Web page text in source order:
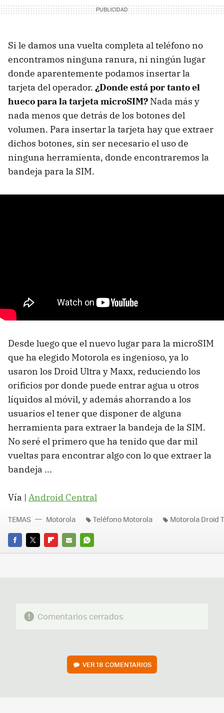
Si le damos una vuelta completa al teléfono no
encontramos ninguna ranura, ni ningún lugar
donde aparentemente podamos insertar la
tarjeta del operador. ¿Donde está por tanto el
hueco para la tarjeta microSIM? Nada más y
nada menos que detrás de los botones del
volumen. Para insertar la tarjeta hay que extraer
dichos botones, sin ser necesario el uso de
ninguna herramienta, donde encontraremos la
bandeja para la SIM.
Desde luego que el nuevo lugar para la microSIM
que ha elegido Motorola es ingenioso, ya lo
usaron los Droid Ultra y Maxx, reduciendo los
orificios por donde puede entrar agua u otros
líquidos al móvil, y además ahorrando a los
usuarios el tener que disponer de alguna
herramienta para extraer la bandeja de la SIM.
No seré el primero que ha tenido que dar mil
vueltas para encontrar algo con lo que extraer la
bandeja ...
Vía | Android Central
FACEBOOK
TWITTERFLIPBOARD
E-
WHATSAPP
TEMAS Motorola Teléfono Motorola Motorola Droid
Comentarios cerrados
VER18 COMENTARIOS